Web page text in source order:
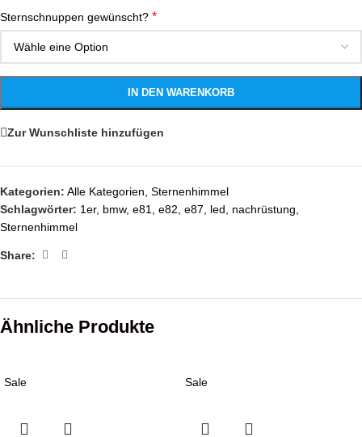
Sternschnuppen gewünscht? *
IN DEN WARENKORB
Zur Wunschliste hinzufügen
Kategorien: Alle Kategorien Sternenhimmel
Schlagwörter: 1er, bmw, e81 e82 e87 led nachrüstung
Sternenhimmel
Share:
Ähnliche Produkte
Sale Sale